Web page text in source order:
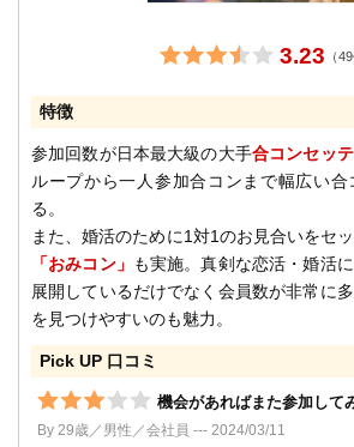
3.23 （
特徴
参加回数が日本最大級の大手合コンセッ
ループから一人参加合コンまで幅広い
る。
また、婚活のために1対1のお見合いをセ
「おみコン」 も実施。真剣な恋活・婚活
展開しているだけでなく会員数が非常に
を見つけやすいのも魅力。
Pick UP 口コミ
機会があればまた参加して
By 29歳／男性／会社員 --- 2024/03/11